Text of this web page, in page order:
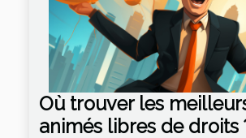
Où trouver les
animés libres de droits